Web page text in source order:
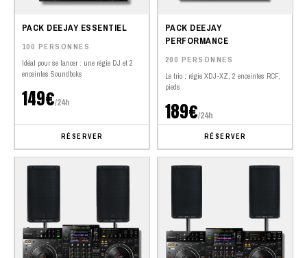
PACK DEEJAY ESSENTIEL
100 PERSONNES
Idéal pour se lancer : une régie DJ et 2
enceintes Soundboks
149€/24h
RÉSERVER
PACK DEEJAY
PERFORMANCE
200 PERSONNES
Le trio : régie XDJ-XZ, 2 enceintes RCF,
pieds
189€/24h
RÉSERVER